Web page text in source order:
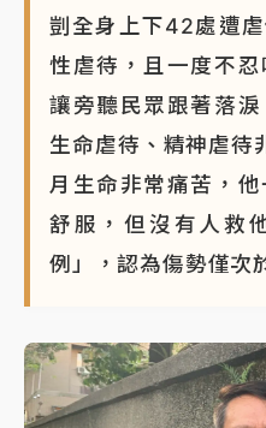
剴全身上下42處遭
性虐待，且一度不忍
讓旁聽民眾跟著落
生命虐待、精神虐待
月生命非常痛苦，
舒服，但沒有人救
例」，認為傷勢僅次